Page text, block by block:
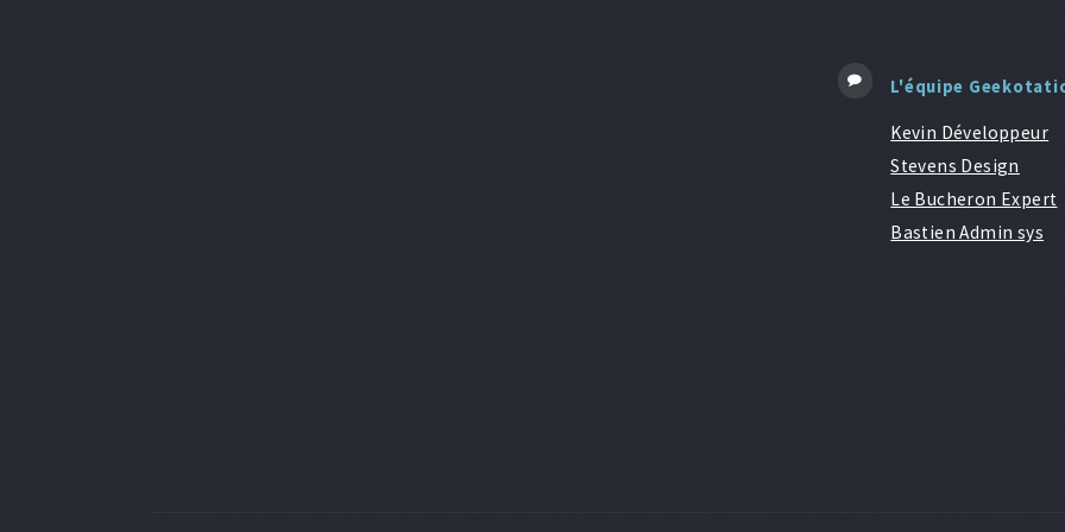
L'équipe
Kevin Développeur
Stevens Design
Le Bucheron Expert
Bastien Admin sys